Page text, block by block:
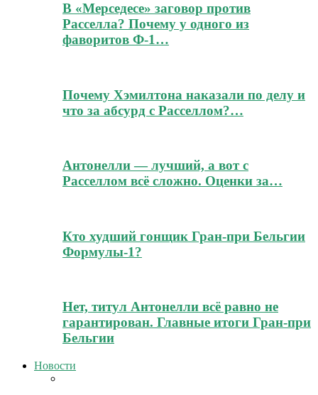
В «Мерседесе» заговор против
Расселла? Почему у одного из
фаворитов Ф-1…
Почему Хэмилтона наказали по делу и
что за абсурд с Расселлом?…
Антонелли — лучший, а вот с
Расселлом всё сложно. Оценки за…
Кто худший гонщик Гран-при Бельгии
Формулы-1?
Нет, титул Антонелли всё равно не
гарантирован. Главные итоги Гран-при
Бельгии
Новости